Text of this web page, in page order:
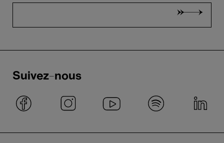
Suivez-nous